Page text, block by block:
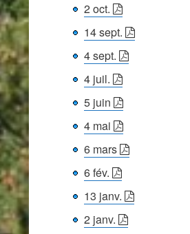
2 oct.
14 sept.
4 sept.
4 juil.
5 juin
4 mai
6 mars
6 fév.
13 janv.
2 janv.